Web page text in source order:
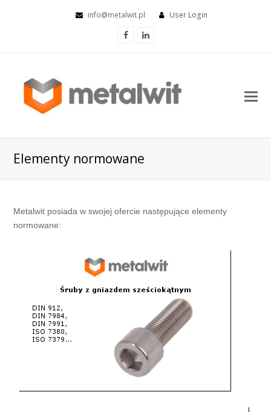
info@metalwit.pl User Login
FacebookLinkedIn
Elementy normowane
Metalwit posiada w swojej ofercie następujące elementy
normowane: